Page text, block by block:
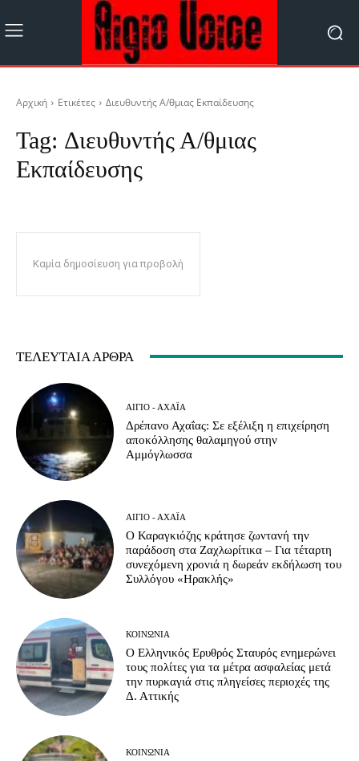
Αρχική Ετικέτες Διευθυντής Α/θμιας Εκπαίδευσης
Tag: Διευθυντής Α/θμιας
Εκπαίδευσης
Καμία δημοσίευση για προβολή
ΤΕΛΕΥΤΑΊΑ ΆΡΘΡΑ
ΑΊΓΙΟ - ΑΧΑΪ́Α
Δρέπανο Αχαΐας: Σε εξέλιξη η επιχείρηση
αποκόλλησης θαλαμηγού στην
Αμμόγλωσσα
ΑΊΓΙΟ - ΑΧΑΪ́Α
Ο Καραγκιόζης κράτησε ζωντανή την
παράδοση στα Ζαχλωρίτικα – Για τέταρτη
συνεχόμενη χρονιά η δωρεάν εκδήλωση του
Συλλόγου «Ηρακλής»
ΚΟΙΝΩΝΊΑ
Ο Ελληνικός Ερυθρός Σταυρός ενημερώνει
τους πολίτες για τα μέτρα ασφαλείας μετά
την πυρκαγιά στις πληγείσες περιοχές της
Δ. Αττικής
ΚΟΙΝΩΝΊΑ